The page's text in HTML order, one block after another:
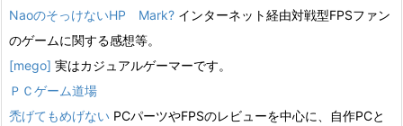
NaoのそっけないHP Mark? インターネット経由対戦型FPSファン
のゲームに関する感想等。
[mego] 実はカジュアルゲーマーです。
ＰＣゲーム道場
禿げてもめげない PCパーツやFPSのレビューを中心に、自作PCと